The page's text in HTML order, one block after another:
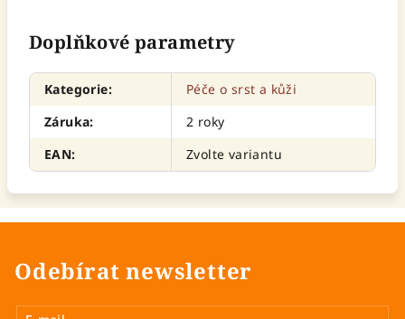
Doplňkové parametry
Kategorie:
Péče o srst a kůži
Záruka:
2 roky
EAN: Zvolte variantu
Odebírat newsletter